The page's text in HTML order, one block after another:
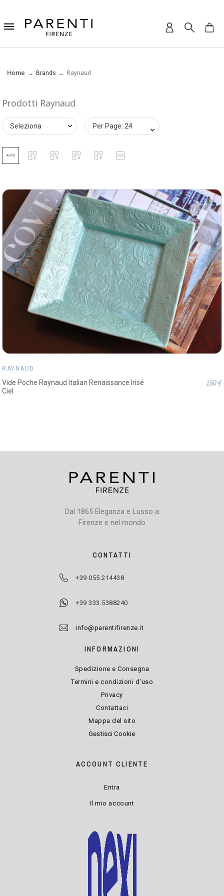
Home Brands Raynaud
Prodotti Raynaud
Seleziona Per Page: 24
RAYNAUD
Vide Poche Raynaud Italian Renaissance Irisé
Ciel
150 €
Dal 1865 Eleganza e Lusso a
Firenze e nel mondo
CONTATTI
+39 055.214438
+39 333.5388240
info@parentifirenze.it
INFORMAZIONI
Spedizione e Consegna
Termini e condizioni d'uso
Privacy
Contattaci
Mappa del sito
Gestisci Cookie
ACCOUNT CLIENTE
Entra
Il mio account